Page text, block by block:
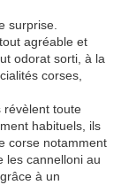
surprise.
agréable et
odorat sorti, à la
corses,
révèlent toute
habituels, ils
corse notamment
les cannelloni au
à un